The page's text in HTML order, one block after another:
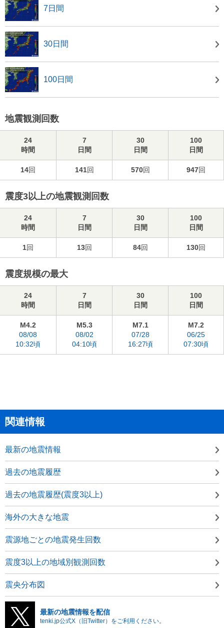
7日間
30日間
100日間
地震観測回数
24
時間
7
日間
30
日間
100
日間
14回 141回 570回 947回
震度3以上の地震観測回数
24
時間
7
日間
30
日間
100
日間
1回 13回 84回 130回
震度規模の最大
24
時間
7
日間
30
日間
100
日間
M4.2
08/08
10:32頃
M5.3
08/02
04:10頃
M7.1
07/28
16:27頃
M7.2
06/25
07:30頃
関連情報
最新の地震情報
過去の地震履歴
過去の地震履歴(震度3以上)
海外の大きな地震
震源地ごとの地震発生回数
震度3以上の地域別観測回数
震央分布図
最新の地震情報を配信
tenki.jp公式X（旧Twitter）をご利用ください。